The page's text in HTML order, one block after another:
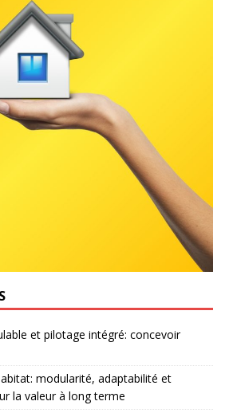
et pilotage intégré: concevoir
modularité, adaptabilité et
la valeur à long terme